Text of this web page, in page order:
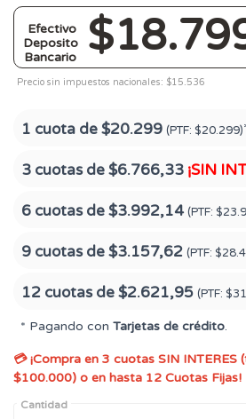
Efectivo
Deposito
Bancario
Precio sin impuestos nacionales: $15.536
1 cuota de$20.299 (PTF: $20.299)
3 cuotas de$6.766,33 ¡SIN
6 cuotas de$3.992,14 (PTF:
9 cuotas de$3.157,62 (PTF:
12 cuotas de$2.621,95 (PTF:
* Pagando con Tarjetas de crédito.
💳 ¡Compra en 3 cuotas SIN
$100.000) o en hasta 12 Cuotas Fijas!
Cantidad